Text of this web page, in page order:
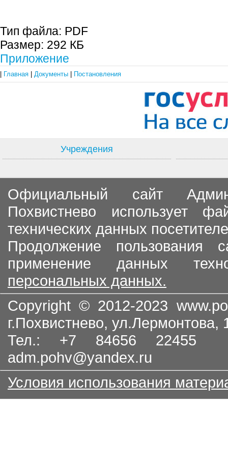
Тип файла: PDF
Размер: 292 КБ
Приложение
Главная Документы Постановления
Учреждения
Официальный сайт
Похвистнево использует
технических данных
Продолжение пользования
применение данных
персональных данных.
Copyright © 2012-2023
г.Похвистнево, ул.Лермонтова,
Тел.: +7 84656
adm.pohv@yandex.ru
Условия использования